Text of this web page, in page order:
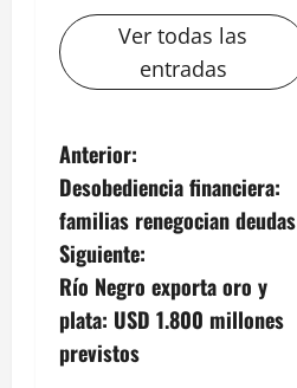
Ver todas las
entradas
N
a
v
e
g
Anterior:
Desobediencia financiera:
familias renegocian deudas
Siguiente:
Río Negro exporta oro y
plata: USD 1.800 millones
previstos